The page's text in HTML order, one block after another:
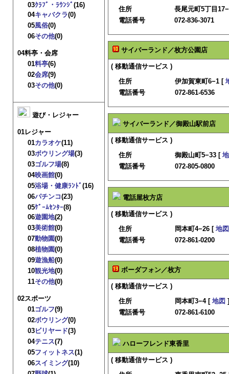
03ｸﾗﾌﾞ・ﾗｳﾝｼﾞ(16)
04キャバクラ(0)
05風俗(0)
06その他(0)
04料亭・会席
01料亭(6)
02会席(9)
03その他(0)
遊び・レジャー
01レジャー
01カラオケ(11)
03ボウリング場(3)
03ゴルフ場(8)
04映画館(0)
05浴場・健康ﾗﾝﾄﾞ(16)
06パチンコ(23)
05ｹﾞｰﾑｾﾝﾀｰ(8)
06遊園地(2)
03美術館(0)
07動物園(0)
08植物園(0)
09遊漁船(0)
10観光地(0)
11その他(0)
02スポーツ
01ゴルフ(9)
02ボウリング(0)
03ビリヤード(3)
04テニス(7)
05フィットネス(1)
06スイミング(10)
住所
長尾元町5丁目
電話番号
072-836-3071
サイバーランド／枚方公園店
( 移動通信サービス )
住所
伊加賀東町6−1 [
電話番号
072-861-6536
サイバーランド／御殿山駅前店
( 移動通信サービス )
住所
御殿山町5−33 [
電話番号
072-805-0800
電話屋枚方店
( 移動通信サービス )
住所
岡本町4−26 [ 地図
電話番号
072-861-0200
ボーダフォン／枚方
( 移動通信サービス )
住所
岡本町3−4 [ 地図 ]
電話番号
072-861-6100
ハローフレンド東香里
( 移動通信サービス )